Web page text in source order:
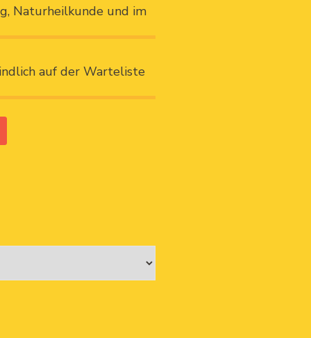
Naturheilkunde und im
auf der Warteliste